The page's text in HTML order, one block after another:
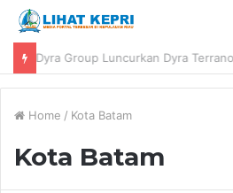
Home / Kota Batam
Kota Batam